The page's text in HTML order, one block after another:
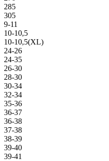
285
305
9-11
10-10,5
10-10,5(XL)
24-26
24-35
26-30
28-30
30-34
32-34
35-36
36-37
36-38
37-38
38-39
39-40
39-41